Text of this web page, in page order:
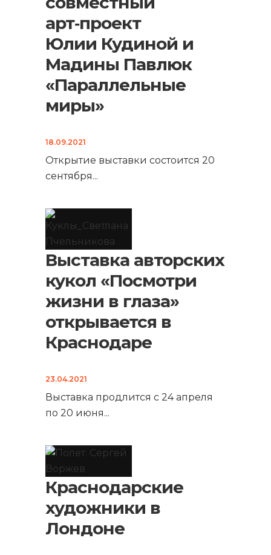
арт‑проект
Юлии Кудиной и
Мадины Павлюк
«Параллельные
миры»
18.09.2021
Открытие выставки состоится 20
сентября...
Выставка авторских
кукол «Посмотри
жизни в глаза»
открывается в
Краснодаре
23.04.2021
Выставка продлится с 24 апреля
по 20 июня...
Краснодарские
художники в
Лондоне